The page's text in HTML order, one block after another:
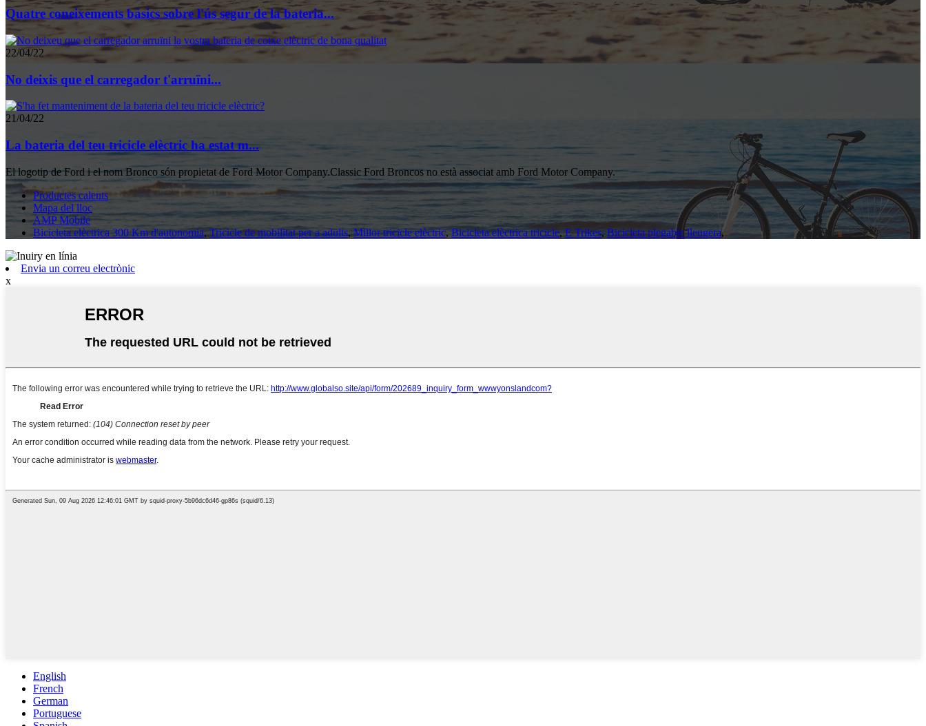
Quatre coneixements bàsics sobre l'ús segur de la bateria...
22/04/22
No deixis que el carregador t'arruïni...
21/04/22
La bateria del teu tricicle elèctric ha estat m...
El logotip de Ford i el nom Bronco són propietat de Ford Motor Company.Classic Ford Broncos no està associat amb Ford Motor Company.
Productes calents
Mapa del lloc
AMP Mobile
Bicicleta elèctrica 300 Km d'autonomia, Tricicle de mobilitat per a adults,Millor tricicle elèctric,Bicicleta elèctrica tricicle,E Trikes,Bicicleta plegable lleugera,
Envia un correu electrònic
x
English
French
German
Portuguese